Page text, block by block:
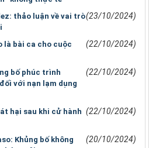
thảo luận về vai trò(23/10/2024)
là bài ca cho cuộc
(22/10/2024)
bố phúc trình
với nạn lạm dụng
(22/10/2024)
hại sau khi cử hành (22/10/2024)
Khủng bố không
(20/10/2024)